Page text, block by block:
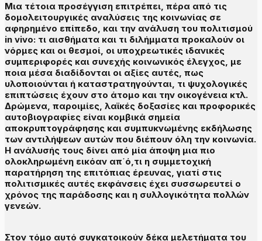
Μια τέτοια προσέγγιση επιτρέπει, πέρα από τις
δομολειτουργικές αναλύσεις της κοινωνίας σε
αφηρημένο επίπεδο, και την ανάλυση του πολιτισμού
in vivo: τι αισθήματα και τι διλήμματα προκαλούν οι
νόρμες και οι θεσμοί, οι υποχρεωτικές ιδανικές
συμπεριφορές και συνεχής κοινωνικός έλεγχος, με
ποια μέσα διαδίδονται οι αξίες αυτές, πως
υλοποιούνται ή καταστρατηγούνται, τι ψυχολογικές
επιπτώσεις έχουν στο άτομο και την οικογένεια κτλ.
Δρώμενα, παροιμίες, λαϊκές δοξασίες και προφορικές
αυτοβιογραφίες είναι κομβικά σημεία
αποκρυπτογράφησης και συμπυκνωμένης εκδήλωσης
των αντιλήψεων αυτών που διέπουν όλη την κοινωνία.
Η ανάλυσής τους δίνει από μία άποψη μια πιο
ολοκληρωμένη εικόαν απ΄ό,τι η συμμετοχική
παρατήρηση της επιτόπιας έρευνας, γιατί στις
πολιτισμικές αυτές εκφάνσεις έχει συσσωρευτεί ο
χρόνος της παράδοσης και η συλλογικότητα πολλών
γενεών.
Στον τόμο αυτό συγκατοικούν δέκα μελετήματα του